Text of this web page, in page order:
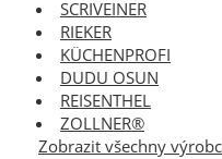
SCRIVEINER
RIEKER
KÜCHENPROFI
DUDU OSUN
REISENTHEL
ZOLLNER®
Zobrazit všechny